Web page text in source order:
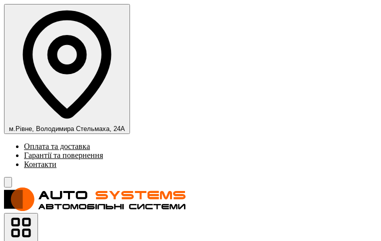
м.Рівне, Володимира Стельмаха, 24А
Оплата та доставка
Гарантії та повернення
Контакти